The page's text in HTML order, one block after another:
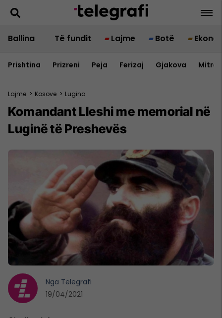
Ballina Të fundit Lajme Botë
Prishtina Prizreni Peja Ferizaj Gjakova
Lajme > Kosove > Lugina
Komandant Lleshi me memorial në
Luginë të Preshevës
Nga Telegrafi
19/04/2021